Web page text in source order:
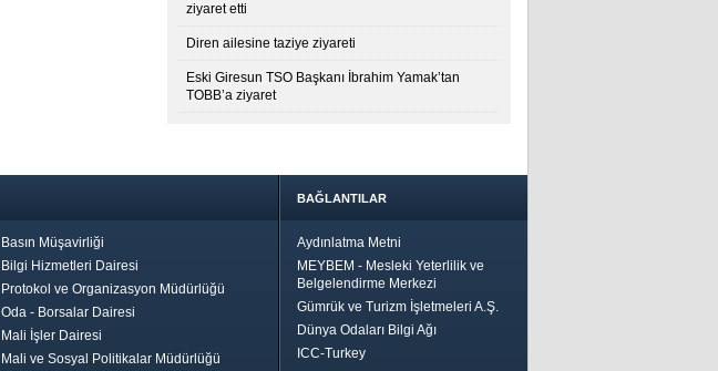
ziyaret etti
Diren ailesine taziye ziyareti
Eski Giresun TSO Başkanı İbrahim Yamak’tan
TOBB’a ziyaret
Basın Müşavirliği
Bilgi Hizmetleri Dairesi
Protokol ve Organizasyon Müdürlüğü
Oda - Borsalar Dairesi
Mali İşler Dairesi
Mali ve Sosyal Politikalar Müdürlüğü
BAĞLANTILAR
Aydınlatma Metni
MEYBEM - Mesleki Yeterlilik ve
Belgelendirme Merkezi
Gümrük ve Turizm İşletmeleri A.Ş.
Dünya Odaları Bilgi Ağı
ICC-Turkey